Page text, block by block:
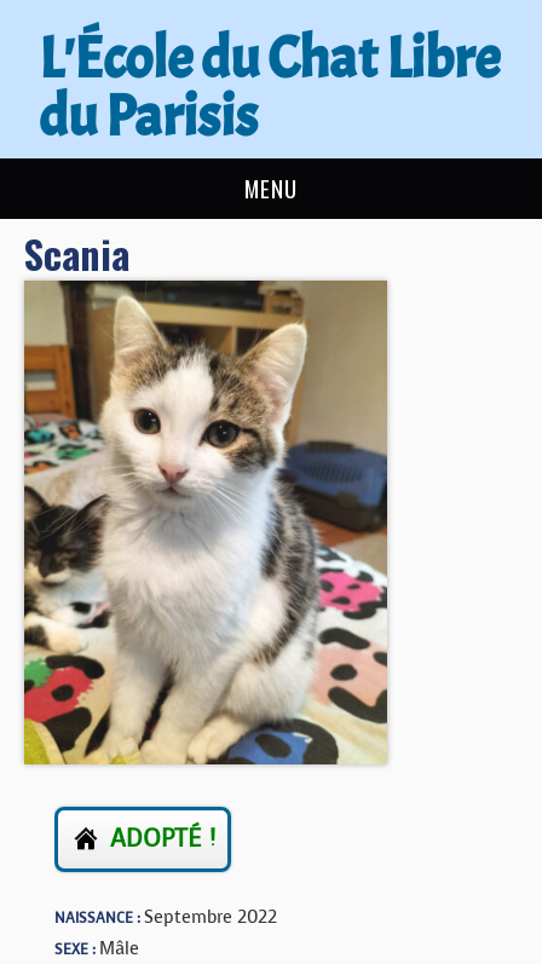
L'École du Chat Libre
du Parisis
MENU
L’ÉCOLE DU CHAT
ACTUALITÉS
ADOPTER
NOUS AIDER
CONTACT
BOUTIQUE
FORUM
Scania
ADOPTÉ !
NAISSANCE :Septembre 2022
SEXE : Mâle